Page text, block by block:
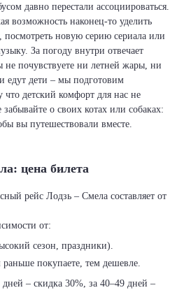
давно перестали ассоциироваться.
возможность наконец-то уделить
посмотреть новую серию сериала или
За погоду внутри отвечает
не почувствуете ни летней жары, ни
едут дети – мы подготовим
что детский комфорт для нас не
о своих котах или собаках:
вы путешествовали вместе.
цена билета
рейс Лодзь – Смела составляет от
от:
сезон, праздники).
покупаете, тем дешевле.
– скидка 30%, за 40–49 дней –